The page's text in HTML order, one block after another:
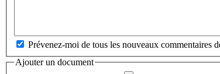
Prévenez-moi de tous les nouveaux commentaires
Ajouter un document